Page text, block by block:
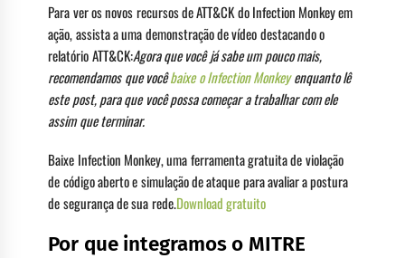
Para ver os novos recursos de ATT&CK do Infection Monkey em
ação, assista a uma demonstração de vídeo destacando o
relatório ATT&CK:Agora que você já sabe um pouco mais,
recomendamos que vocêbaixe o Infection Monkeyenquanto lê
este post, para que você possa começar a trabalhar com ele
assim que terminar.
Baixe Infection Monkey, uma ferramenta gratuita de violação
de código aberto e simulação de ataque para avaliar a postura
de segurança de sua rede.Download gratuito
Por que integramos o MITRE